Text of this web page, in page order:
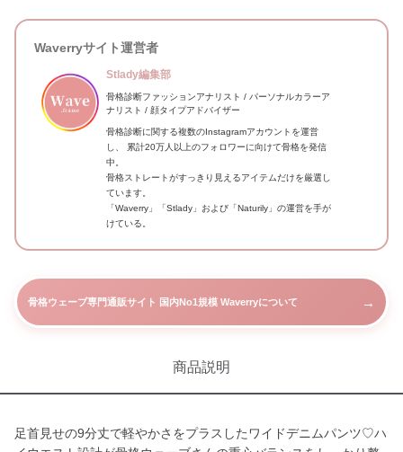
Waverryサイト運営者
Stlady編集部
骨格診断ファッションアナリスト / パーソナルカラーア
ナリスト / 顔タイプアドバイザー
骨格診断に関する複数のInstagramアカウントを運営
し、 累計20万人以上のフォロワーに向けて骨格を発信
中。
骨格ストレートがすっきり見えるアイテムだけを厳選し
ています。
「Waverry」「Stlady」および「Naturily」の運営を手が
けている。
骨格ウェーブ専門通販サイト 国内No1規模 Waverryについて →
商品説明
足首見せの9分丈で軽やかさをプラスしたワイドデニムパンツ♡ハ